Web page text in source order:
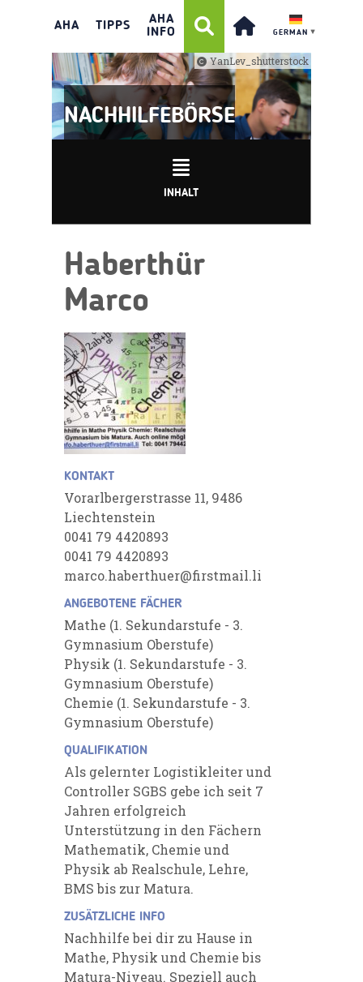
AHA TIPPS
AHA
INFO
GERMAN ▼
YanLev_shutterstock
NACHHILFEBÖRSE
INHALT
Haberthür
Marco
KONTAKT
Vorarlbergerstrasse 11, 9486
Liechtenstein
0041 79 4420893
0041 79 4420893
marco.haberthuer@firstmail.li
ANGEBOTENE FÄCHER
Mathe (1. Sekundarstufe - 3.
Gymnasium Oberstufe)
Physik (1. Sekundarstufe - 3.
Gymnasium Oberstufe)
Chemie (1. Sekundarstufe - 3.
Gymnasium Oberstufe)
QUALIFIKATION
Als gelernter Logistikleiter und
Controller SGBS gebe ich seit 7
Jahren erfolgreich
Unterstützung in den Fächern
Mathematik, Chemie und
Physik ab Realschule, Lehre,
BMS bis zur Matura.
ZUSÄTZLICHE INFO
Nachhilfe bei dir zu Hause in
Mathe, Physik und Chemie bis
Matura-Niveau. Speziell auch